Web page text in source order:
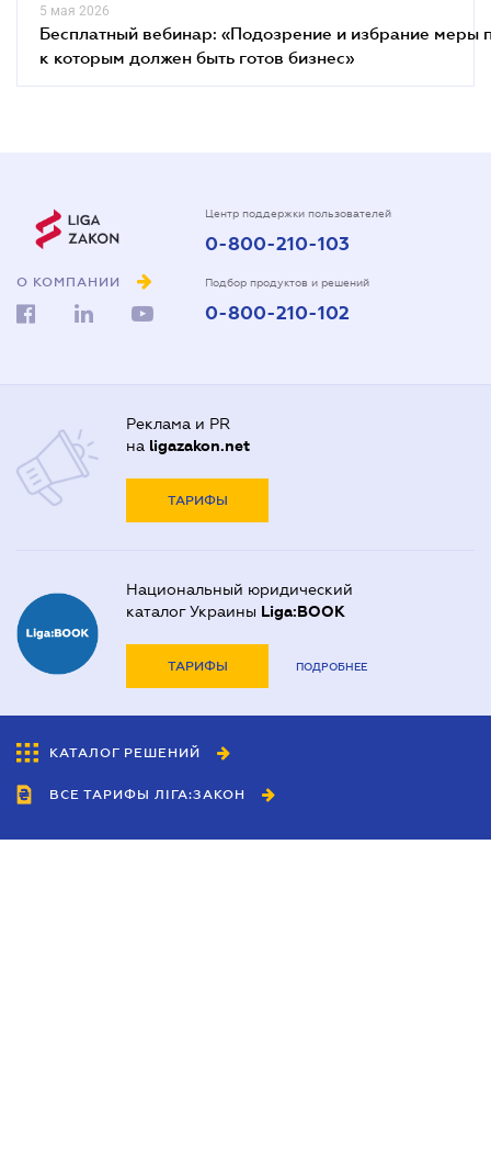
5 мая 2026
Бесплатный вебинар: «Подозрение и избрание меры
к которым должен быть готов бизнес»
О КОМПАНИИ
Центр поддержки пользователей
0-800-210-103
Подбор продуктов и решений
0-800-210-102
Реклама и PR
на ligazakon.net
ТАРИФЫ
Национальный юридический
каталог Украины Liga:BOOK
ТАРИФЫ ПОДРОБНЕЕ
КАТАЛОГ РЕШЕНИЙ
ВСЕ ТАРИФЫ ЛІГА:ЗАКОН